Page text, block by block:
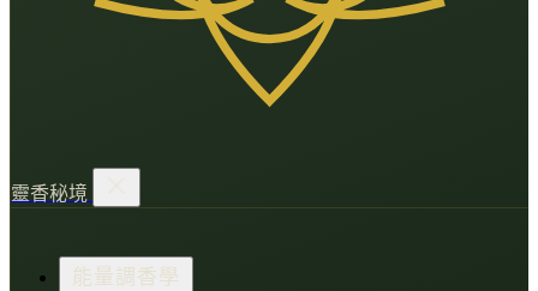
靈香秘境
能量調香學